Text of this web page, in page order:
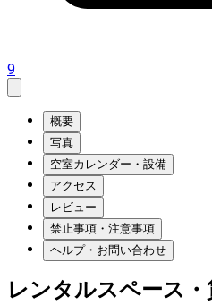
9
概要
写真
空室カレンダー・設備
アクセス
レビュー
禁止事項・注意事項
ヘルプ・お問い合わせ
レンタルスペース